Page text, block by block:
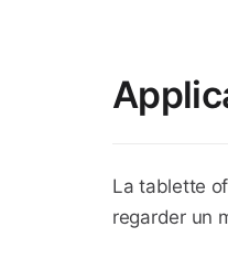
La tablette
regarder un